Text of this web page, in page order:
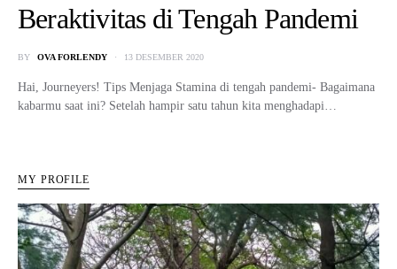
Beraktivitas di Tengah Pandemi
BY OVA FORLENDY 13 DESEMBER 2020
Hai, Journeyers! Tips Menjaga Stamina di tengah pandemi- Bagaimana
kabarmu saat ini? Setelah hampir satu tahun kita menghadapi…
MY PROFILE